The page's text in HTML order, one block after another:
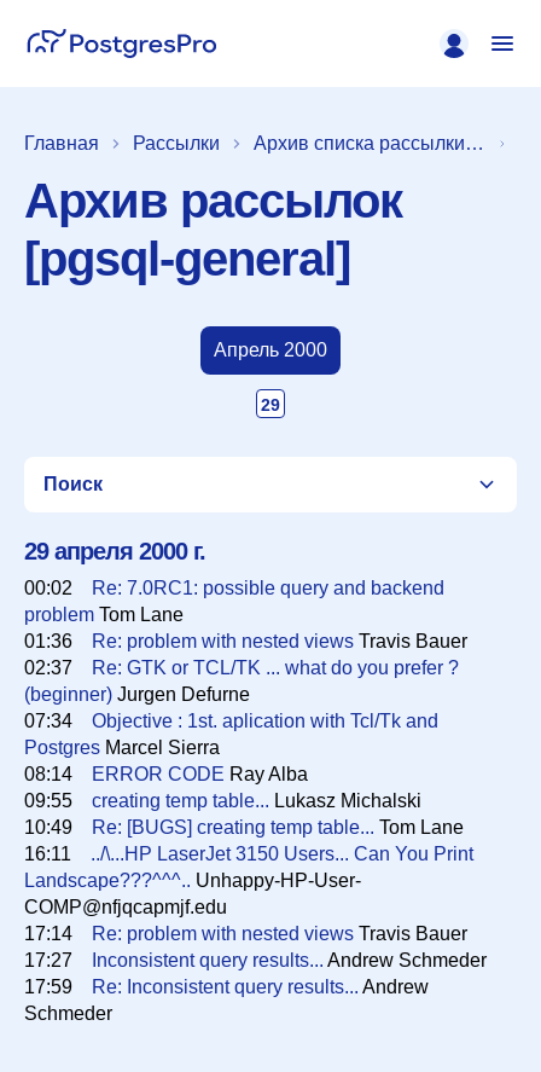
Главная Рассылки Архив списка рассылки [pgsql-general]
Архив рассылок
[pgsql-general]
Апрель 2000
29
Поиск
Список
Период
Сортировка
Искать
29 апреля 2000 г.
00:02
Re: 7.0RC1: possible query and backend
problem Tom Lane
01:36
Re: problem with nested views Travis Bauer
02:37
Re: GTK or TCL/TK ... what do you prefer ?
(beginner) Jurgen Defurne
07:34
Objective : 1st. aplication with Tcl/Tk and
Postgres Marcel Sierra
08:14
ERROR CODE Ray Alba
09:55
creating temp table... Lukasz Michalski
10:49
Re: [BUGS] creating temp table... Tom Lane
16:11
../\...HP LaserJet 3150 Users... Can You Print
Landscape???^^^.. Unhappy-HP-User-
COMP@nfjqcapmjf.edu
17:14
Re: problem with nested views Travis Bauer
17:27
Inconsistent query results... Andrew Schmeder
17:59
Re: Inconsistent query results... Andrew
Schmeder